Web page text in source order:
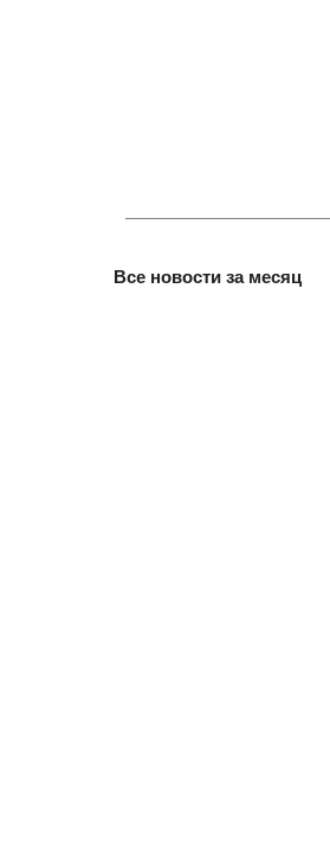
Все новости за месяц